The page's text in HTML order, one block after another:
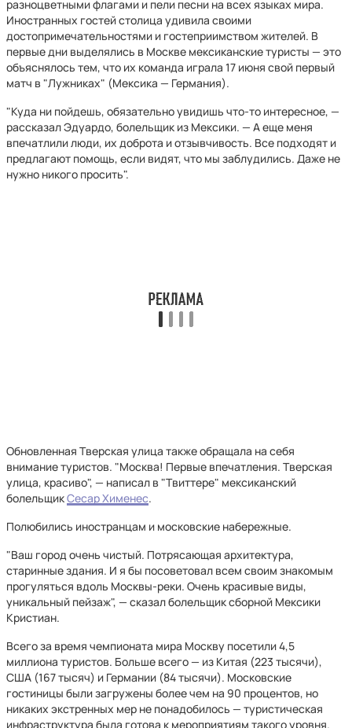
разноцветными флагами и пели песни на всех языках мира.
Иностранных гостей столица удивила своими
достопримечательностями и гостеприимством жителей. В
первые дни выделялись в Москве мексиканские туристы — это
объяснялось тем, что их команда играла 17 июня свой первый
матч в "Лужниках" (Мексика — Германия).
"Куда ни пойдешь, обязательно увидишь что-то интересное, —
рассказал Эдуардо, болельщик из Мексики. — А еще меня
впечатлили люди, их доброта и отзывчивость. Все подходят и
предлагают помощь, если видят, что мы заблудились. Даже не
нужно никого просить".
Обновленная Тверская улица также обращала на себя
внимание туристов. "Москва! Первые впечатления. Тверская
улица, красиво", — написал в "Твиттере" мексиканский
болельщикСесар Хименес.
Полюбились иностранцам и московские набережные.
"Ваш город очень чистый. Потрясающая архитектура,
старинные здания. И я бы посоветовал всем своим знакомым
прогуляться вдоль Москвы-реки. Очень красивые виды,
уникальный пейзаж", — сказал болельщик сборной Мексики
Кристиан.
Всего за время чемпионата мира Москву посетили 4,5
миллиона туристов. Больше всего — из Китая (223 тысячи),
США (167 тысяч) и Германии (84 тысячи). Московские
гостиницы были загружены более чем на 90 процентов, но
никаких экстренных мер не понадобилось — туристическая
инфраструктура была готова к мероприятиям такого уровня.